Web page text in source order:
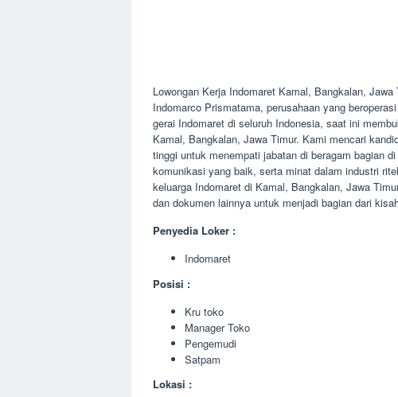
Lowongan Kerja Indomaret Kamal, Bangkalan,
Indomarco Prismatama, perusahaan yang
gerai Indomaret di seluruh Indonesia, saat ini
Kamal, Bangkalan, Jawa Timur. Kami mencari
tinggi untuk menempati jabatan di beragam bagian
komunikasi yang baik, serta minat dalam industri
keluarga Indomaret di Kamal, Bangkalan, Jawa
dan dokumen lainnya untuk menjadi bagian dari
Penyedia Loker :
Indomaret
Posisi :
Kru toko
Manager Toko
Pengemudi
Satpam
Lokasi :